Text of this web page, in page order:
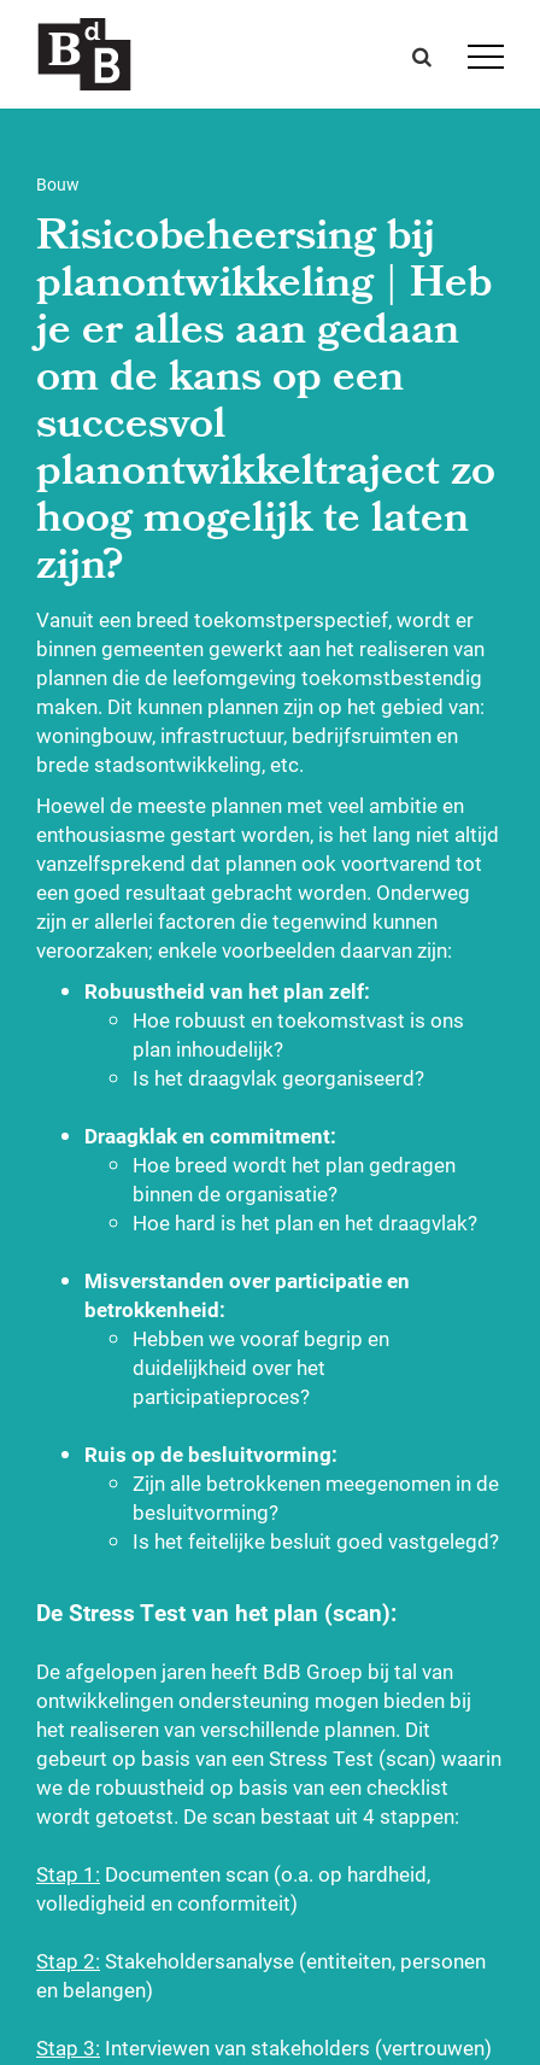
Bouw
Risicobeheersing bij
planontwikkeling | Heb
je er alles aan gedaan
om de kans op een
succesvol
planontwikkeltraject zo
hoog mogelijk te laten
zijn?
Vanuit een breed toekomstperspectief, wordt er
binnen gemeenten gewerkt aan het realiseren van
plannen die de leefomgeving toekomstbestendig
maken. Dit kunnen plannen zijn op het gebied van:
woningbouw, infrastructuur, bedrijfsruimten en
brede stadsontwikkeling, etc.
Hoewel de meeste plannen met veel ambitie en
enthousiasme gestart worden, is het lang niet altijd
vanzelfsprekend dat plannen ook voortvarend tot
een goed resultaat gebracht worden. Onderweg
zijn er allerlei factoren die tegenwind kunnen
veroorzaken; enkele voorbeelden daarvan zijn:
Robuustheid van het plan zelf:
Hoe robuust en toekomstvast is ons
plan inhoudelijk?
Is het draagvlak georganiseerd?
Draagklak en commitment:
Hoe breed wordt het plan gedragen
binnen de organisatie?
Hoe hard is het plan en het draagvlak?
Misverstanden over participatie en
betrokkenheid:
Hebben we vooraf begrip en
duidelijkheid over het
participatieproces?
Ruis op de besluitvorming:
Zijn alle betrokkenen meegenomen in de
besluitvorming?
Is het feitelijke besluit goed vastgelegd?
De Stress Test van het plan (scan):
De afgelopen jaren heeft BdB Groep bij tal van
ontwikkelingen ondersteuning mogen bieden bij
het realiseren van verschillende plannen. Dit
gebeurt op basis van een Stress Test (scan) waarin
we de robuustheid op basis van een checklist
wordt getoetst. De scan bestaat uit 4 stappen:
Stap 1: Documenten scan (o.a. op hardheid,
volledigheid en conformiteit)
Stap 2: Stakeholdersanalyse (entiteiten, personen
en belangen)
Stap 3: Interviewen van stakeholders (vertrouwen)